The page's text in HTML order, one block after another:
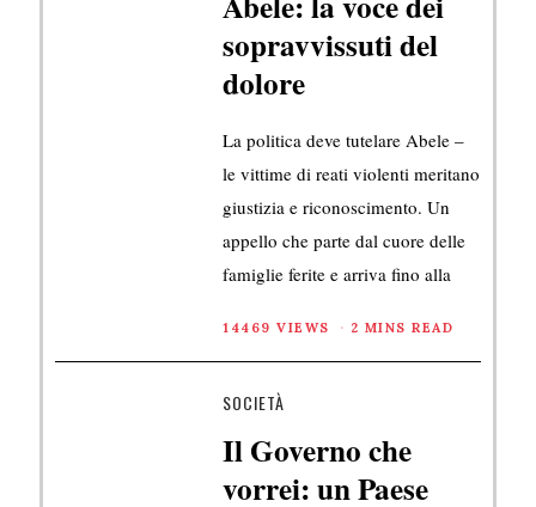
sopravvissuti del
dolore
La politica deve tutelare Abele –
le vittime di reati violenti meritano
giustizia e riconoscimento. Un
appello che parte dal cuore delle
famiglie ferite e arriva fino alla
14469 VIEWS 2 MINS READ
SOCIETÀ
Il Governo che
vorrei: un Paese